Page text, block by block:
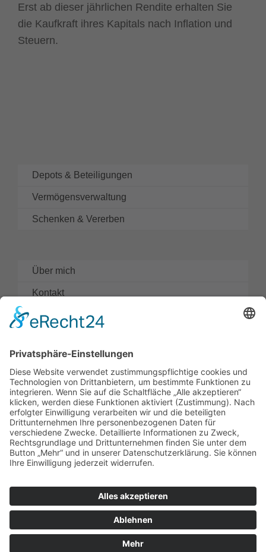
Erst ab dieser jährlichen Rendite erhalten Sie
die Kaufkraft ihres Kapitals nach Inflation und
Steuern.
Depots & Beteiligungen
Vermögensverwaltung
Schenken & Vererben
Über mich
Kontakt
Direkt investieren
Aktuelle Themen
→ Depot-Übersicht
2026 • Klemens Beetz • Alle Rechte vorbehalten
Impressum·Datenschutz·ESG-Informationen